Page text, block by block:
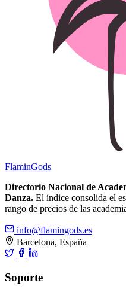
FlaminGods
Directorio Nacional de
Danza. El índice consolida el
rango de precios de las
info@flamingods.es
Barcelona, España
Soporte